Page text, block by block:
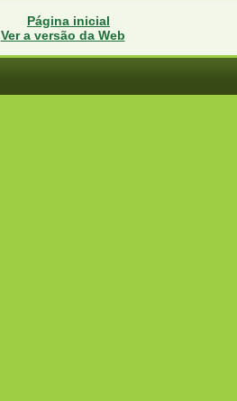
Página inicial
Ver a versão da Web